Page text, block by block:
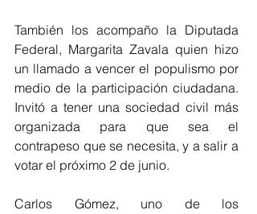
También los acompaño la Diputada
Federal, Margarita Zavala quien hizo
un llamado a vencer el populismo por
medio de la participación ciudadana.
Invitó a tener una sociedad civil más
organizada para que sea el
contrapeso que se necesita, y a salir a
votar el próximo 2 de junio.
Carlos Gómez, uno de los